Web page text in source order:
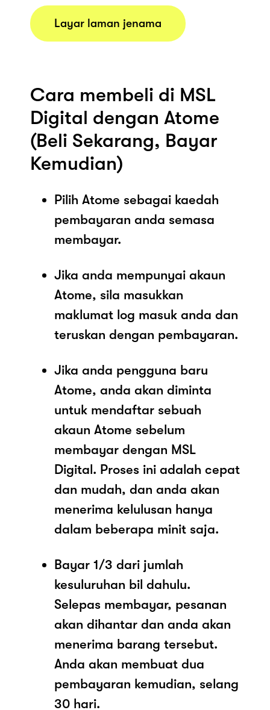
Layar laman jenama
Cara membeli di MSL
Digital dengan Atome
(Beli Sekarang, Bayar
Kemudian)
Pilih Atome sebagai kaedah
pembayaran anda semasa
membayar.
Jika anda mempunyai akaun
Atome, sila masukkan
maklumat log masuk anda dan
teruskan dengan pembayaran.
Jika anda pengguna baru
Atome, anda akan diminta
untuk mendaftar sebuah
akaun Atome sebelum
membayar dengan MSL
Digital. Proses ini adalah cepat
dan mudah, dan anda akan
menerima kelulusan hanya
dalam beberapa minit saja.
Bayar 1/3 dari jumlah
kesuluruhan bil dahulu.
Selepas membayar, pesanan
akan dihantar dan anda akan
menerima barang tersebut.
Anda akan membuat dua
pembayaran kemudian, selang
30 hari.